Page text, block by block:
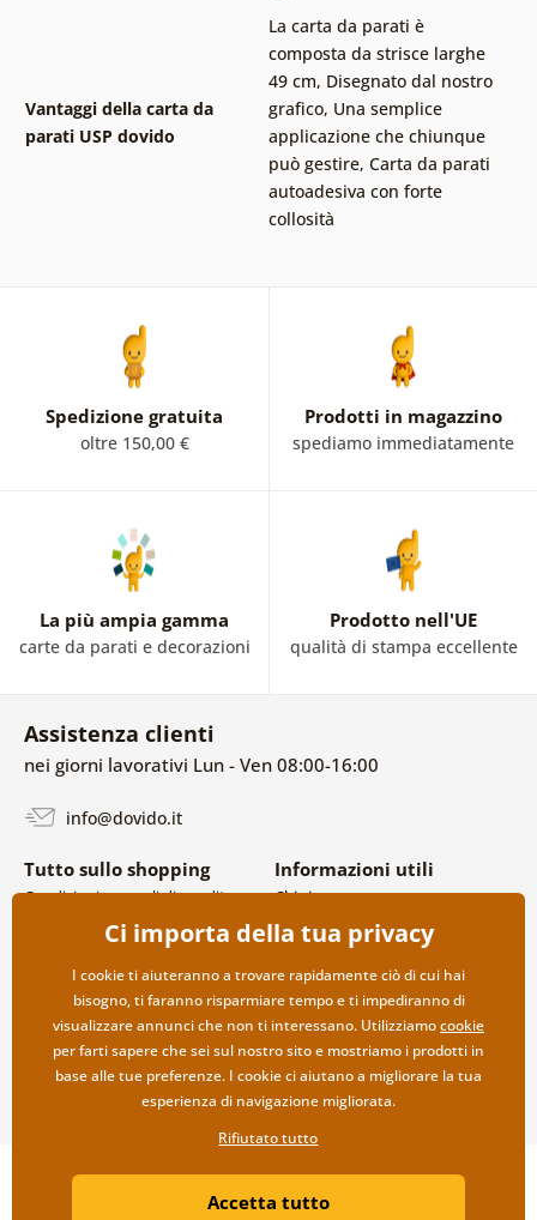
Vantaggi della carta da
parati USP dovido
La carta da parati è
composta da strisce larghe
49 cm, Disegnato dal nostro
grafico, Una semplice
applicazione che chiunque
può gestire, Carta da parati
autoadesiva con forte
collosità
Spedizione gratuita
oltre 150,00 €
Prodotti in magazzino
spediamo immediatamente
La più ampia gamma
carte da parati e decorazioni
Prodotto nell'UE
qualità di stampa eccellente
Assistenza clienti
nei giorni lavorativi Lun - Ven 08:00-16:00
info@dovido.it
Tutto sullo shopping
Condizioni generali di vendita e
Politica sulla privacy
Opzioni di spedizione e
pagamento
Reso della merce
Informazioni utili
Chi siamo
FAQ
Contatti
Collaborazione all’ingrosso
Copyright ©2019 © Dovido.it.
Litvanyi.sk| Negozio online creato da
Ci importa della tua privacy
I cookie ti aiuteranno a trovare rapidamente ciò di cui hai
bisogno, ti faranno risparmiare tempo e ti impediranno di
visualizzare annunci che non ti interessano. Utilizziamocookie
per farti sapere che sei sul nostro sito e mostriamo i prodotti in
base alle tue preferenze. I cookie ci aiutano a migliorare la tua
esperienza di navigazione migliorata.
Rifiutato tutto
Accetta tutto